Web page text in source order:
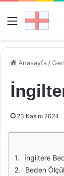
Menü
Anasayfa /
23 Kasım 2024
İngiltere
Beden